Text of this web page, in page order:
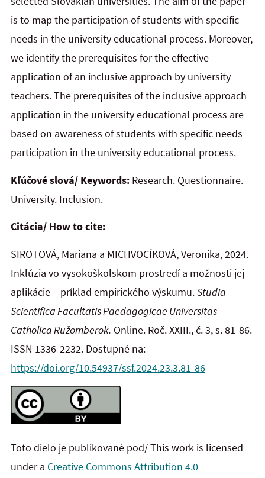
is to map the participation of students with specific
needs in the university educational process. Moreover,
we identify the prerequisites for the effective
application of an inclusive approach by university
teachers. The prerequisites of the inclusive approach
application in the university educational process are
based on awareness of students with specific needs
participation in the university educational process.
Kľúčové slová/ Keywords: Research. Questionnaire.
University. Inclusion.
Citácia/ How to cite:
SIROTOVÁ, Mariana a MICHVOCÍKOVÁ, Veronika, 2024.
Inklúzia vo vysokoškolskom prostredí a možnosti jej
aplikácie – príklad empirického výskumu.Studia
Scientifica Facultatis Paedagogicae Universitas
Catholica Ružomberok. Online. Roč. XXIII., č. 3, s. 81-86.
ISSN 1336-2232. Dostupné na:
https://doi.org/10.54937/ssf.2024.23.3.81-86
Toto dielo je publikované pod/ This work is licensed
under a Creative Commons Attribution 4.0